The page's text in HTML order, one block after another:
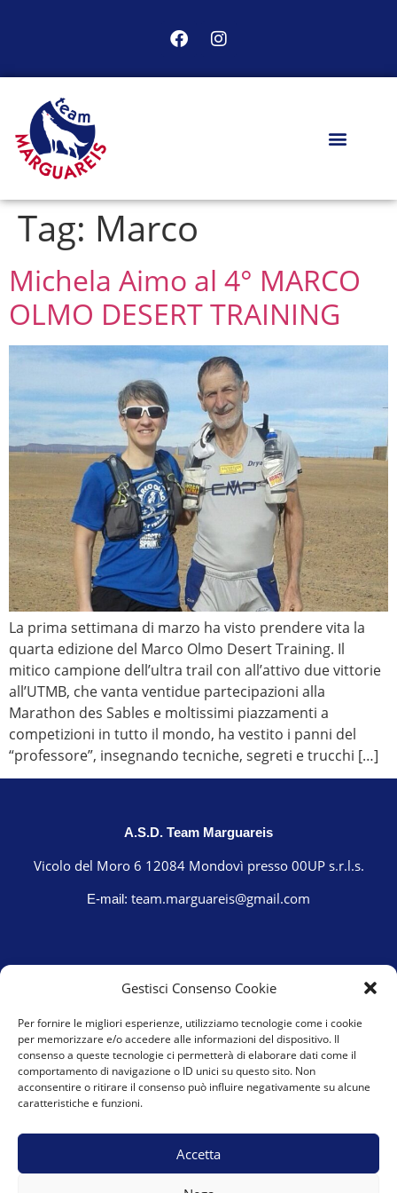
Gestisci Consenso Cookie
Per fornire le migliori esperienze, utilizziamo tecnologie come i cookie
per memorizzare e/o accedere alle informazioni del dispositivo. Il
consenso a queste tecnologie ci permetterà di elaborare dati come il
comportamento di navigazione o ID unici su questo sito. Non
acconsentire o ritirare il consenso può influire negativamente su alcune
caratteristiche e funzioni.
Accetta
Tag: Marco
Michela Aimo al 4° MARCO
OLMO DESERT TRAINING
La prima settimana di marzo ha visto prendere vita la
quarta edizione del Marco Olmo Desert Training. Il
mitico campione dell’ultra trail con all’attivo due vittorie
all’UTMB, che vanta ventidue partecipazioni alla
Marathon des Sables e moltissimi piazzamenti a
competizioni in tutto il mondo, ha vestito i panni del
“professore”, insegnando tecniche, segreti e trucchi […]
A.S.D. Team Marguareis
Vicolo del Moro 6 12084 Mondovì presso 00UP s.r.l.s.
E-mail: team.marguareis@gmail.com
Privacy Policy